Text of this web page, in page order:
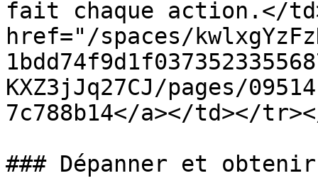
fait chaque action.</
href="/spaces/
KXZ3jJq27CJ/pages/
7c788b14</a></td></
### Dépanner et